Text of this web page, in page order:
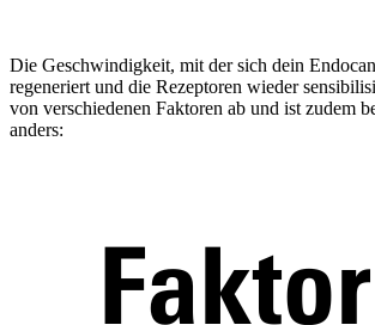
Die Geschwindigkeit, mit der sich dein
regeneriert und die Rezeptoren wieder
von verschiedenen Faktoren ab und ist zudem
anders: